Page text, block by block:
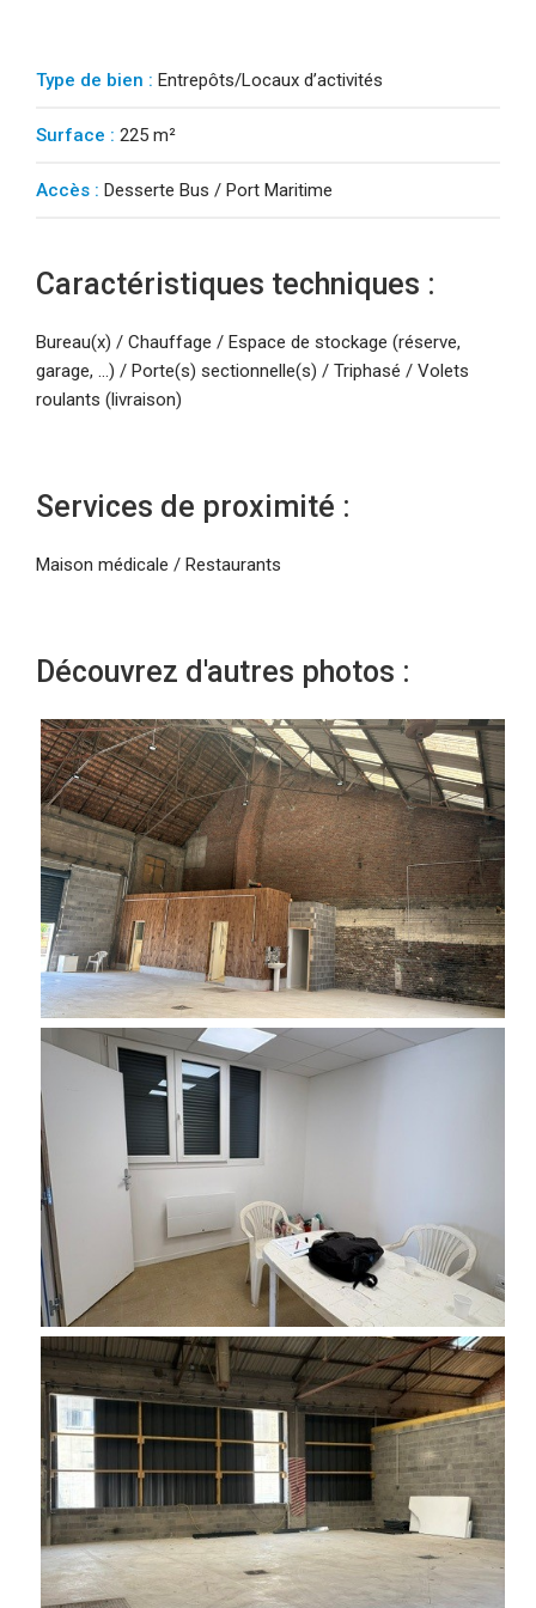
Type de bien : Entrepôts/Locaux d’activités
Surface : 225 m²
Accès : Desserte Bus / Port Maritime
Caractéristiques techniques :
Bureau(x) / Chauffage / Espace de stockage (réserve,
garage, ...) / Porte(s) sectionnelle(s) / Triphasé / Volets
roulants (livraison)
Services de proximité :
Maison médicale / Restaurants
Découvrez d'autres photos :